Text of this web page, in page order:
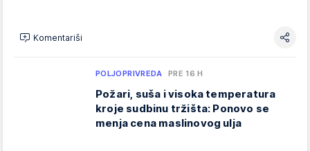
Komentariši
POLJOPRIVREDA PRE 16 H
Požari, suša i visoka temperatura
kroje sudbinu tržišta: Ponovo se
menja cena maslinovog ulja